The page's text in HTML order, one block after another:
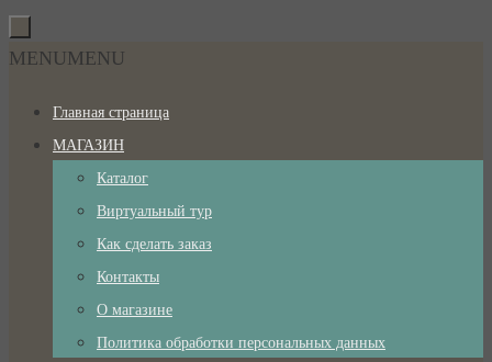
Перейти
к
Перейти
содержимому
MENUMENU
Главная страница
МАГАЗИН
Каталог
Виртуальный тур
Как сделать заказ
Контакты
О магазине
Политика обработки персональных данных